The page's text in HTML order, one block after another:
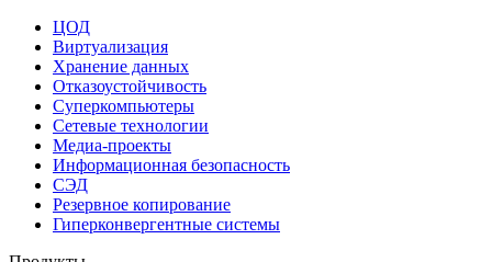
ЦОД
Виртуализация
Хранение данных
Отказоустойчивость
Суперкомпьютеры
Сетевые технологии
Медиа-проекты
Информационная безопасность
СЭД
Резервное копирование
Гиперконвергентные системы